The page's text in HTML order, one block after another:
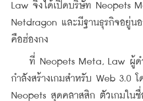
Law จึงได้เปิดบริษัท Neopets
Netdragon และมีฐานธุรกิจอยู่น
คือฮ่องกง
ที่ Neopets Meta, Law ผู้ดำ
กำลังสร้างเกมสำหรับ Web 3.0 โ
Neopets สุดคลาสสิก ตัวเกมใน